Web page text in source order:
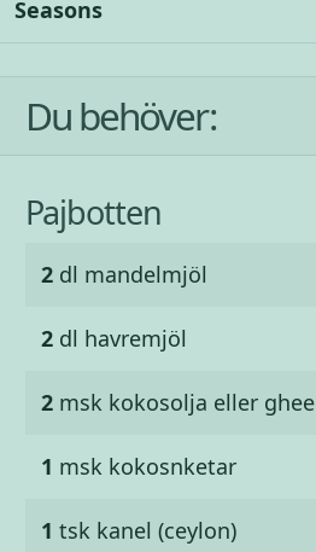
Seasons
Du behöver:
Pajbotten
2 dl mandelmjöl
2 dl havremjöl
2 msk kokosolja eller ghee
1 msk kokosnketar
1 tsk kanel (ceylon)